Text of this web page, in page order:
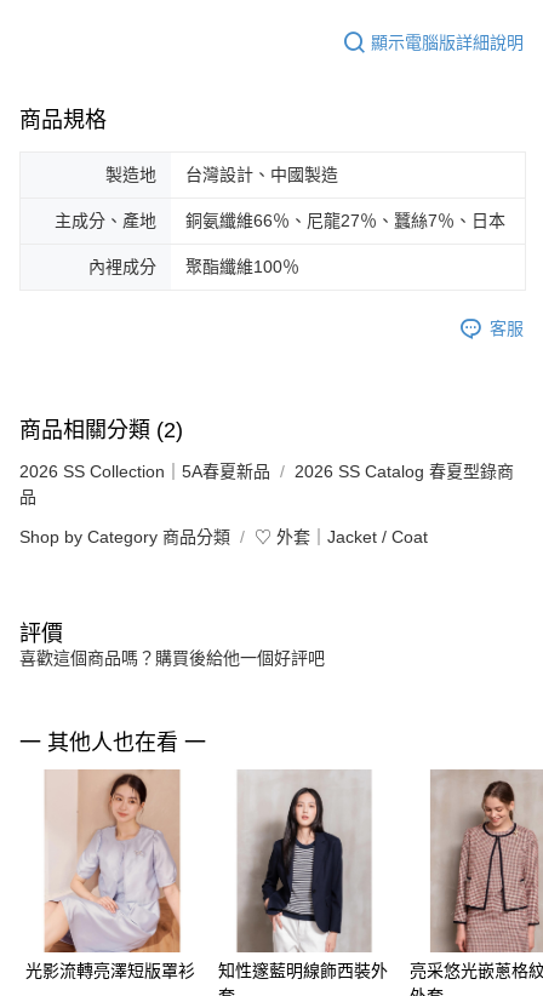
顯示電腦版詳細說明
商品規格
製造地 台灣設計、中國製造
主成分、產地 銅氨纖維66％、尼龍27％、蠶絲7％、日本
內裡成分 聚酯纖維100％
客服
商品相關分類 (2)
2026 SS Collection｜5A春夏新品
2026 SS Catalog 春夏型錄商
品
Shop by Category 商品分類 ♡ 外套｜Jacket / Coat
評價
喜歡這個商品嗎？購買後給他一個好評吧
一 其他人也在看 一
光影流轉亮澤短版罩衫
知性邃藍明線飾西裝外
亮采悠光嵌蔥格